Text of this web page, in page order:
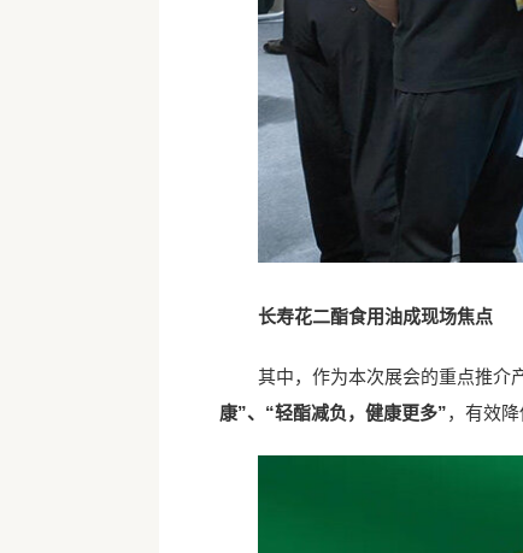
长寿花二酯食用油成现场焦点
其中，作为本次展会的重点推介
康”、“轻酯减负，健康更多”，有效